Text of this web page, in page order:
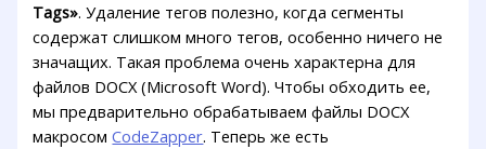
Tags». Удаление тегов полезно, когда сегменты
содержат слишком много тегов, особенно ничего не
значащих. Такая проблема очень характерна для
файлов DOCX (Microsoft Word). Чтобы обходить ее,
мы предварительно обрабатываем файлы DOCX
макросомCodeZapper. Теперь же есть